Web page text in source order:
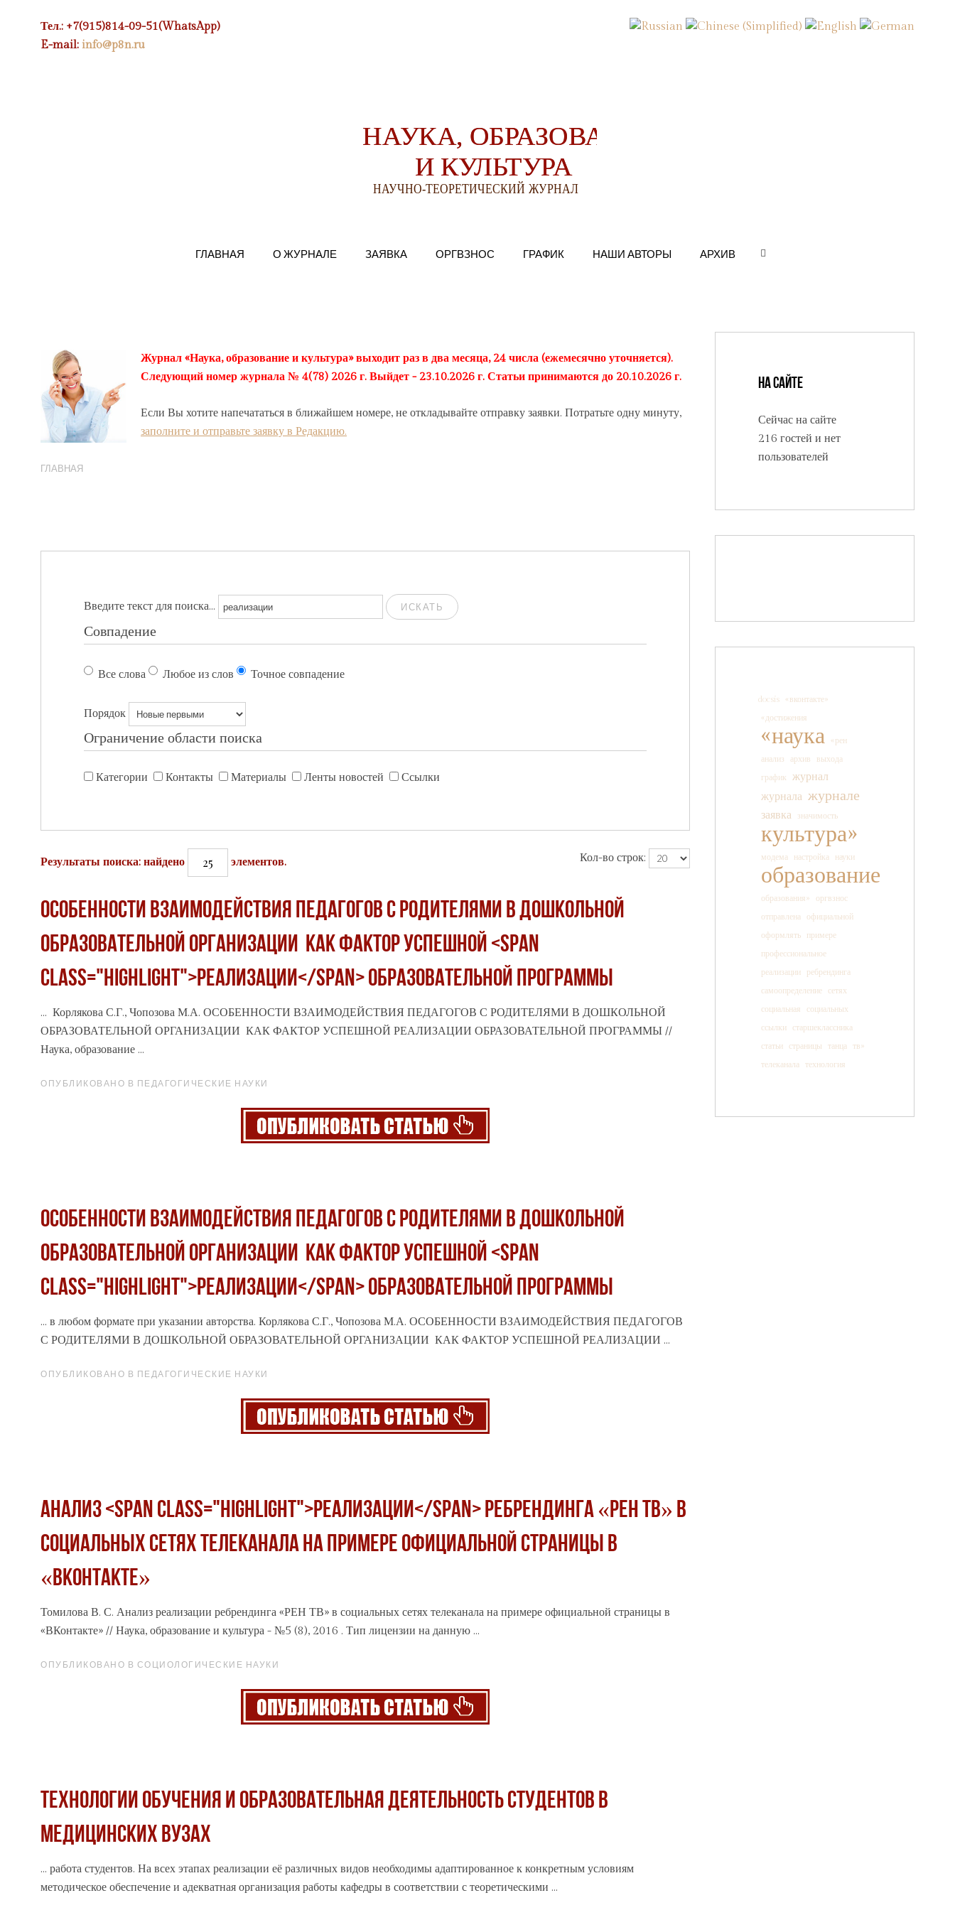
Тел.: +7(915)814-09-51(WhatsApp)
E-mail: info@p8n.ru
ГЛАВНАЯ О ЖУРНАЛЕ ЗАЯВКА ОРГВЗНОС ГРАФИК НАШИ АВТОРЫ АРХИВ
Журнал «Наука, образование и культура» выходит раз в два месяца, 24 числа (ежемесячно уточняется).
Следующий номер журнала № 4(78) 2026 г. Выйдет - 23.10.2026 г. Статьи принимаются до 20.10.2026 г.
Если Вы хотите напечататься в ближайшем номере, не откладывайте отправку заявки. Потратьте одну минуту,
заполните и отправьте заявку в Редакцию.
ГЛАВНАЯ
Введите текст для поиска... ИСКАТЬ
Совпадение
Все слова Любое из слов Точное совпадение
Порядок
Ограничение области поиска
Категории Контакты Материалы Ленты новостей Ссылки
Результаты поиска: найдено 25 элементов. Кол-во строк:
ОСОБЕННОСТИ ВЗАИМОДЕЙСТВИЯ ПЕДАГОГОВ С РОДИТЕЛЯМИ В ДОШКОЛЬНОЙ
ОБРАЗОВАТЕЛЬНОЙ ОРГАНИЗАЦИИ КАК ФАКТОР УСПЕШНОЙ <span
class="highlight">РЕАЛИЗАЦИИ</span> ОБРАЗОВАТЕЛЬНОЙ ПРОГРАММЫ
... Корлякова С.Г., Чопозова М.А. ОСОБЕННОСТИ ВЗАИМОДЕЙСТВИЯ ПЕДАГОГОВ С РОДИТЕЛЯМИ В ДОШКОЛЬНОЙ
ОБРАЗОВАТЕЛЬНОЙ ОРГАНИЗАЦИИ КАК ФАКТОР УСПЕШНОЙ РЕАЛИЗАЦИИ ОБРАЗОВАТЕЛЬНОЙ ПРОГРАММЫ //
Наука, образование ...
ОПУБЛИКОВАНО В ПЕДАГОГИЧЕСКИЕ НАУКИ
ОСОБЕННОСТИ ВЗАИМОДЕЙСТВИЯ ПЕДАГОГОВ С РОДИТЕЛЯМИ В ДОШКОЛЬНОЙ
ОБРАЗОВАТЕЛЬНОЙ ОРГАНИЗАЦИИ КАК ФАКТОР УСПЕШНОЙ <span
class="highlight">РЕАЛИЗАЦИИ</span> ОБРАЗОВАТЕЛЬНОЙ ПРОГРАММЫ
... в любом формате при указании авторства. Корлякова С.Г., Чопозова М.А. ОСОБЕННОСТИ ВЗАИМОДЕЙСТВИЯ ПЕДАГОГОВ
С РОДИТЕЛЯМИ В ДОШКОЛЬНОЙ ОБРАЗОВАТЕЛЬНОЙ ОРГАНИЗАЦИИ КАК ФАКТОР УСПЕШНОЙ РЕАЛИЗАЦИИ ...
ОПУБЛИКОВАНО В ПЕДАГОГИЧЕСКИЕ НАУКИ
Анализ <span class="highlight">реализации</span> ребрендинга «РЕН ТВ» в
социальных сетях телеканала на примере официальной страницы в
«ВКонтакте»
Томилова В. С. Анализ реализации ребрендинга «РЕН ТВ» в социальных сетях телеканала на примере официальной страницы в
«ВКонтакте» // Наука, образование и культура - №5 (8), 2016 . Тип лицензии на данную ...
ОПУБЛИКОВАНО В СОЦИОЛОГИЧЕСКИЕ НАУКИ
ТЕХНОЛОГИИ ОБУЧЕНИЯ И ОБРАЗОВАТЕЛЬНАЯ ДЕЯТЕЛЬНОСТЬ СТУДЕНТОВ В
МЕДИЦИНСКИХ ВУЗАХ
... работа студентов. На всех этапах реализации её различных видов необходимы адаптированное к конкретным условиям
методическое обеспечение и адекватная организация работы кафедры в соответствии с теоретическими ...
На сайте
Сейчас на сайте
216 гостей и нет
пользователей
docsis
«вконтакте»
«достижения
«наука
«рен
анализ
архив
выхода
график
журнал
журнала журнале
заявка значимость
культура»
модема настройка науки
образование
образования»
оргвзнос
отправлена
официальной
оформлять
примере
профессиональное
реализации
ребрендинга
самоопределение
сетях
социальная
социальных
ссылки
старшеклассника
статьи
страницы танца тв»
телеканала технология